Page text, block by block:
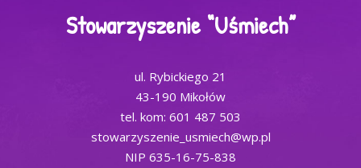
Stowarzyszenie “Uśmiech”
ul. Rybickiego 21
43-190 Mikołów
tel. kom: 601 487 503
stowarzyszenie_usmiech@wp.pl
NIP 635-16-75-838